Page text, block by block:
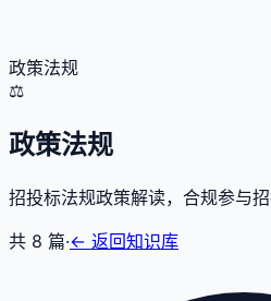
政策法规
⚖️
政策法规
招投标法规政策解读，合规参与
共 8 篇·← 返回知识库